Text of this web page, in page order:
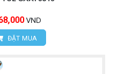
VND
ĐẶT MUA